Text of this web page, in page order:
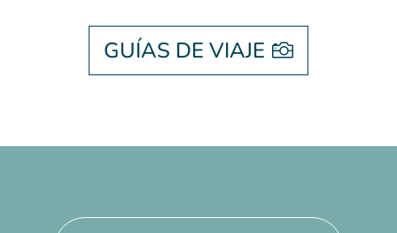
GUÍAS DE VIAJE